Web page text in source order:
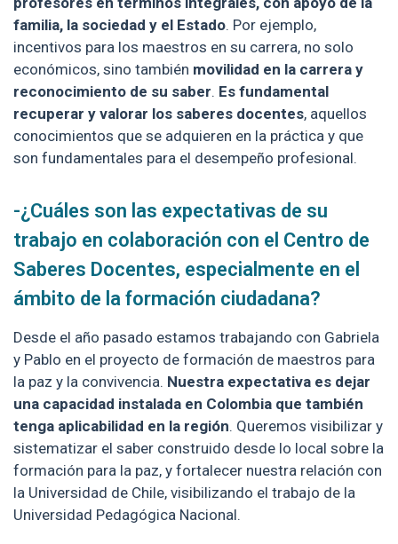
familia, la sociedad y el Estado. Por ejemplo,
incentivos para los maestros en su carrera, no solo
económicos, sino también movilidad en la carrera y
reconocimiento de su saber. Es fundamental
recuperar y valorar los saberes docentes, aquellos
conocimientos que se adquieren en la práctica y que
son fundamentales para el desempeño profesional.
-¿Cuáles son las expectativas de su
trabajo en colaboración con el Centro de
Saberes Docentes, especialmente en el
ámbito de la formación ciudadana?
Desde el año pasado estamos trabajando con Gabriela
y Pablo en el proyecto de formación de maestros para
la paz y la convivencia. Nuestra expectativa es dejar
una capacidad instalada en Colombia que también
tenga aplicabilidad en la región. Queremos visibilizar y
sistematizar el saber construido desde lo local sobre la
formación para la paz, y fortalecer nuestra relación con
la Universidad de Chile, visibilizando el trabajo de la
Universidad Pedagógica Nacional.